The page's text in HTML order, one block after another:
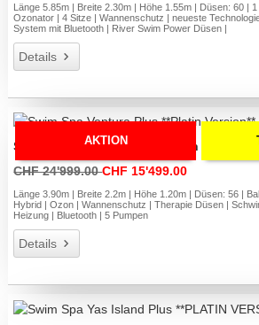
Länge 5.85m | Breite 2.30m | Höhe 1.55m | Düsen: 60 |
Ozonator | 4 Sitze | Wannenschutz | neueste
System mit Bluetooth | River Swim Power Düsen |
Details
AKTION
Swim Spa Ventura Plus **Platin Version**
CHF 24'999.00CHF 15'499.00
Länge 3.90m | Breite 2.2m | Höhe 1.20m | Düsen: 56 |
Hybrid | Ozon | Wannenschutz | Therapie Düsen |
Heizung | Bluetooth | 5 Pumpen
Details